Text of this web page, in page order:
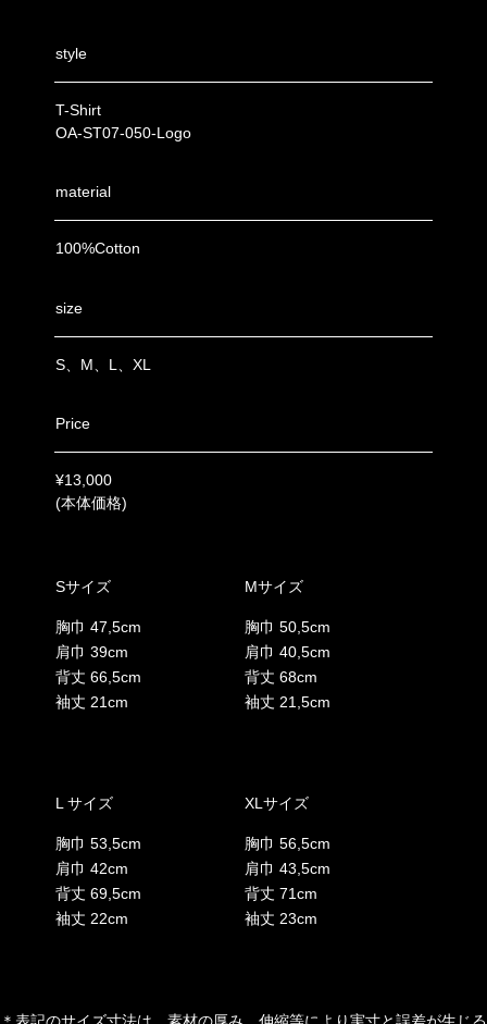
style
T-Shirt
OA-ST07-050-Logo
material
100%Cotton
size
S、M、L、XL
Price
¥13,000
(本体価格)
Sサイズ Mサイズ
胸巾 47,5cm
胸巾 50,5cm
肩巾 39cm
肩巾 40,5cm
背丈 66,5cm
背丈 68cm
袖丈 21cm
袖丈 21,5cm
L サイズ XLサイズ
胸巾 53,5cm
胸巾 56,5cm
肩巾 42cm
肩巾 43,5cm
背丈 69,5cm
背丈 71cm
袖丈 22cm
袖丈 23cm
＊表記のサイズ寸法は、素材の厚み、伸縮等により実寸と誤差が生じる